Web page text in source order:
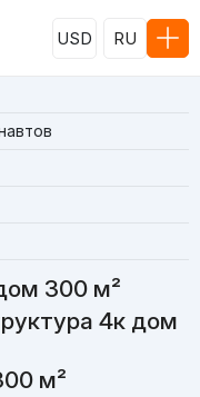
USD RU
300 м²
4к дом
м²